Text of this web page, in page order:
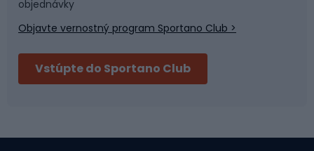
Bushcraft
Bikepacking
Fitness a posilňovňa
Cyklistické prilby
objednávky
Objavte vernostný program Sportano Club >
Vstúpte do Sportano Club